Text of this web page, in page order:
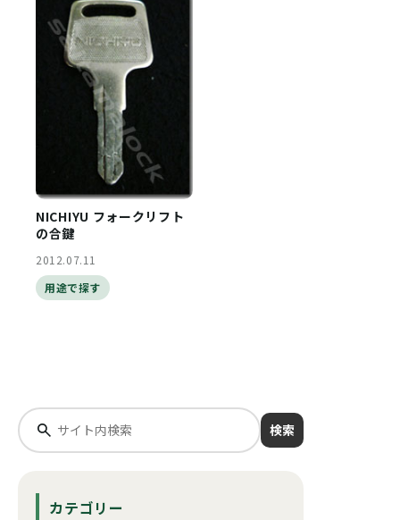
NICHIYU フォークリフト
の合鍵
2012.07.11
用途で探す
検索
カテゴリー